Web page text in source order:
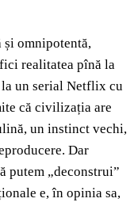
și omnipotentă,
realitatea pînă la
un serial Netflix cu
că civilizația are
un instinct vechi,
Dar
putem „deconstrui”
e, în opinia sa,